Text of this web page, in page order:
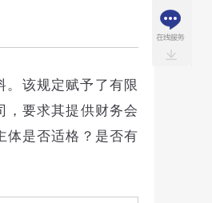
该规定赋予了有限
，要求其提供财务会
体是否适格？是否有